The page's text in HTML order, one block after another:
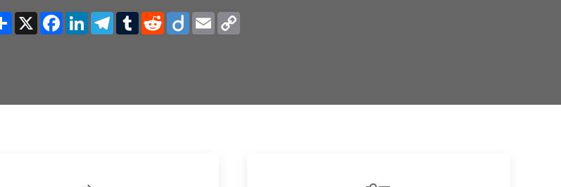
ShareX Facebook
LinkedInTelegram
TumblrRedditDiigo Email